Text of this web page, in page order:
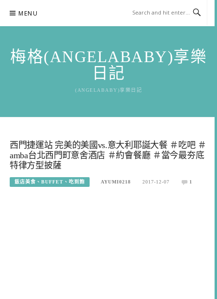
content
MENU
梅格(ANGELABABY)享樂
日記
(ANGELABABY)享樂日記
西門捷運站 完美的美國vs.意大利耶誕大餐 ＃吃吧 ＃
amba台北西門町意舍酒店 ＃約會餐廳 ＃當今最夯底
特律方型披薩
飯店美食、BUFFET、吃到飽 AYUMI0218 2017-12-07 1